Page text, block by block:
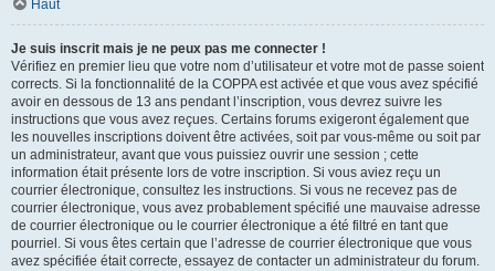
Haut
Je suis inscrit mais je ne peux pas me connecter !
Vérifiez en premier lieu que votre nom d’utilisateur et votre mot de passe soient
corrects. Si la fonctionnalité de la COPPA est activée et que vous avez spécifié
avoir en dessous de 13 ans pendant l’inscription, vous devrez suivre les
instructions que vous avez reçues. Certains forums exigeront également que
les nouvelles inscriptions doivent être activées, soit par vous-même ou soit par
un administrateur, avant que vous puissiez ouvrir une session ; cette
information était présente lors de votre inscription. Si vous aviez reçu un
courrier électronique, consultez les instructions. Si vous ne recevez pas de
courrier électronique, vous avez probablement spécifié une mauvaise adresse
de courrier électronique ou le courrier électronique a été filtré en tant que
pourriel. Si vous êtes certain que l’adresse de courrier électronique que vous
avez spécifiée était correcte, essayez de contacter un administrateur du forum.